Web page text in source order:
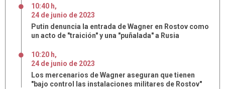
10:40 h,
24 de junio de 2023
Putin denuncia la entrada de Wagner en Rostov como
un acto de "traición" y una "puñalada" a Rusia
10:20 h,
24 de junio de 2023
Los mercenarios de Wagner aseguran que tienen
"bajo control las instalaciones militares de Rostov"